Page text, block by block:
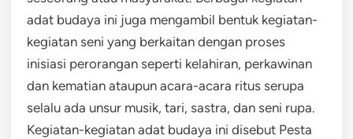
adat budaya ini juga mengambil bentuk kegiatan-
kegiatan seni yang berkaitan dengan proses
inisiasi perorangan seperti kelahiran, perkawinan
dan kematian ataupun acara-acara ritus serupa
selalu ada unsur musik, tari, sastra, dan seni rupa.
Kegiatan-kegiatan adat budaya ini disebut Pesta